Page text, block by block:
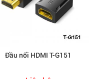
Đầu nối HDMI T-G151